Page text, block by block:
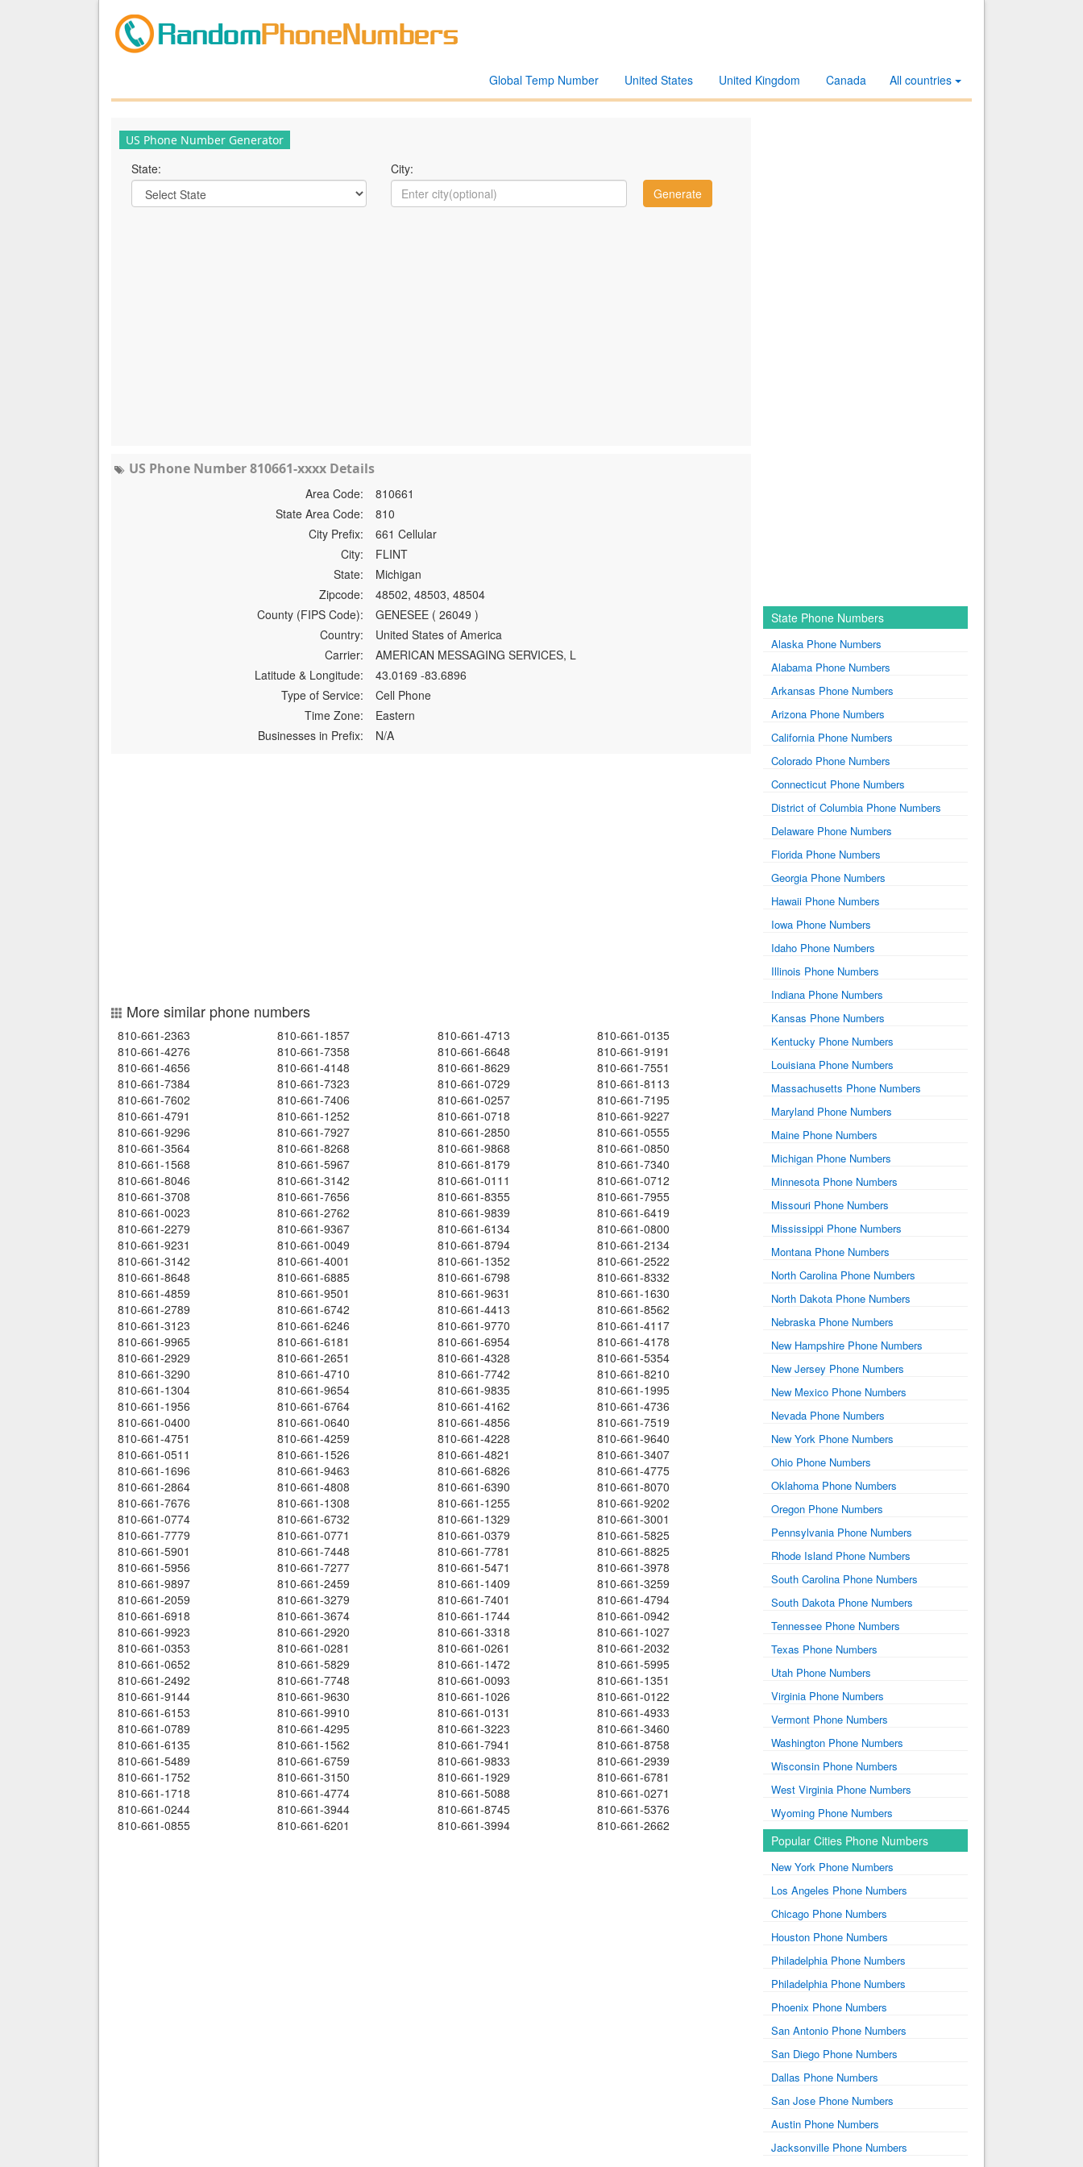
All countries
Canada
United Kingdom
United States
Global Temp Number
US Phone Number Generator
State: City:
US Phone Number 810661-xxxx Details
Area Code:
810661
State Area Code:
810
City Prefix:
661 Cellular
City:
FLINT
State:
Michigan
Zipcode:
48502, 48503, 48504
County (FIPS Code):
GENESEE ( 26049 )
Country:
United States of America
Carrier:
AMERICAN MESSAGING SERVICES, L
Latitude & Longitude:
43.0169 -83.6896
Type of Service:
Cell Phone
Time Zone:
Eastern
Businesses in Prefix:
N/A
More similar phone numbers
810-661-2363 810-661-1857 810-661-4713
810-661-0135
810-661-4276
810-661-7358 810-661-6648
810-661-9191
810-661-4656
810-661-4148 810-661-8629
810-661-7551
810-661-7384
810-661-7323 810-661-0729
810-661-8113
810-661-7602
810-661-7406 810-661-0257
810-661-7195
810-661-4791
810-661-1252 810-661-0718
810-661-9227
810-661-9296
810-661-7927 810-661-2850
810-661-0555
810-661-3564
810-661-8268 810-661-9868
810-661-0850
810-661-1568
810-661-5967 810-661-8179
810-661-7340
810-661-8046
810-661-3142 810-661-0111
810-661-0712
810-661-3708
810-661-7656 810-661-8355
810-661-7955
810-661-0023
810-661-2762 810-661-9839
810-661-6419
810-661-2279
810-661-9367 810-661-6134
810-661-0800
810-661-9231
810-661-0049 810-661-8794
810-661-2134
810-661-3142
810-661-4001 810-661-1352
810-661-2522
810-661-8648
810-661-6885 810-661-6798
810-661-8332
810-661-4859
810-661-9501 810-661-9631
810-661-1630
810-661-2789
810-661-6742 810-661-4413
810-661-8562
810-661-3123
810-661-6246 810-661-9770
810-661-4117
810-661-9965
810-661-6181 810-661-6954
810-661-4178
810-661-2929
810-661-2651 810-661-4328
810-661-5354
810-661-3290
810-661-4710 810-661-7742
810-661-8210
810-661-1304
810-661-9654 810-661-9835
810-661-1995
810-661-1956
810-661-6764 810-661-4162
810-661-4736
810-661-0400
810-661-0640 810-661-4856
810-661-7519
810-661-4751
810-661-4259 810-661-4228
810-661-9640
810-661-0511
810-661-1526 810-661-4821
810-661-3407
810-661-1696
810-661-9463 810-661-6826
810-661-4775
810-661-2864
810-661-4808 810-661-6390
810-661-8070
810-661-7676
810-661-1308 810-661-1255
810-661-9202
810-661-0774
810-661-6732 810-661-1329
810-661-3001
810-661-7779
810-661-0771 810-661-0379
810-661-5825
810-661-5901
810-661-7448 810-661-7781
810-661-8825
810-661-5956
810-661-7277 810-661-5471
810-661-3978
810-661-9897
810-661-2459 810-661-1409
810-661-3259
810-661-2059
810-661-3279 810-661-7401
810-661-4794
810-661-6918
810-661-3674 810-661-1744
810-661-0942
810-661-9923
810-661-2920 810-661-3318
810-661-1027
810-661-0353
810-661-0281 810-661-0261
810-661-2032
810-661-0652
810-661-5829 810-661-1472
810-661-5995
810-661-2492
810-661-7748 810-661-0093
810-661-1351
810-661-9144
810-661-9630 810-661-1026
810-661-0122
810-661-6153
810-661-9910 810-661-0131
810-661-4933
810-661-0789
810-661-4295 810-661-3223
810-661-3460
810-661-6135
810-661-1562 810-661-7941
810-661-8758
810-661-5489
810-661-6759 810-661-9833
810-661-2939
810-661-1752
810-661-3150 810-661-1929
810-661-6781
810-661-1718
810-661-4774 810-661-5088
810-661-0271
810-661-0244
810-661-3944 810-661-8745
810-661-5376
810-661-0855
810-661-6201 810-661-3994 810-661-2662
State Phone Numbers
Alaska Phone Numbers
Alabama Phone Numbers
Arkansas Phone Numbers
Arizona Phone Numbers
California Phone Numbers
Colorado Phone Numbers
Connecticut Phone Numbers
District of Columbia Phone Numbers
Delaware Phone Numbers
Florida Phone Numbers
Georgia Phone Numbers
Hawaii Phone Numbers
Iowa Phone Numbers
Idaho Phone Numbers
Illinois Phone Numbers
Indiana Phone Numbers
Kansas Phone Numbers
Kentucky Phone Numbers
Louisiana Phone Numbers
Massachusetts Phone Numbers
Maryland Phone Numbers
Maine Phone Numbers
Michigan Phone Numbers
Minnesota Phone Numbers
Missouri Phone Numbers
Mississippi Phone Numbers
Montana Phone Numbers
North Carolina Phone Numbers
North Dakota Phone Numbers
Nebraska Phone Numbers
New Hampshire Phone Numbers
New Jersey Phone Numbers
New Mexico Phone Numbers
Nevada Phone Numbers
New York Phone Numbers
Ohio Phone Numbers
Oklahoma Phone Numbers
Oregon Phone Numbers
Pennsylvania Phone Numbers
Rhode Island Phone Numbers
South Carolina Phone Numbers
South Dakota Phone Numbers
Tennessee Phone Numbers
Texas Phone Numbers
Utah Phone Numbers
Virginia Phone Numbers
Vermont Phone Numbers
Washington Phone Numbers
Wisconsin Phone Numbers
West Virginia Phone Numbers
Wyoming Phone Numbers
Popular Cities Phone Numbers
New York Phone Numbers
Los Angeles Phone Numbers
Chicago Phone Numbers
Houston Phone Numbers
Philadelphia Phone Numbers
Philadelphia Phone Numbers
Phoenix Phone Numbers
San Antonio Phone Numbers
San Diego Phone Numbers
Dallas Phone Numbers
San Jose Phone Numbers
Austin Phone Numbers
Jacksonville Phone Numbers